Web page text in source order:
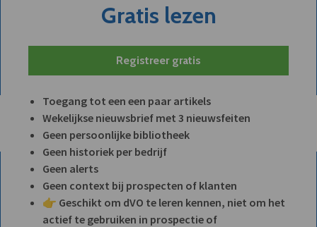
Gratis lezen
Registreer gratis
Toegang tot een een paar artikels
Wekelijkse nieuwsbrief met 3 nieuwsfeiten
Geen persoonlijke bibliotheek
Geen historiek per bedrijf
Geen alerts
Geen context bij prospecten of klanten
👉 Geschikt om dVO te leren kennen, niet om het
actief te gebruiken in prospectie of